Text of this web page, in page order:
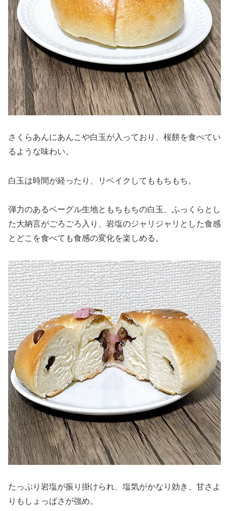
さくらあんにあんこや白玉が入っており、桜餅を食べてい
るような味わい。
白玉は時間が経ったり、リベイクしてももちもち。
弾力のあるベーグル生地ともちもちの白玉、ふっくらとし
た大納言がごろごろ入り、岩塩のジャリジャリとした食感
とどこを食べても食感の変化を楽しめる。
たっぷり岩塩が振り掛けられ、塩気がかなり効き、甘さよ
りもしょっぱさが強め。